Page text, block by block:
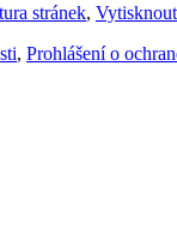
stránek, Vytisknout
, Prohlášení o